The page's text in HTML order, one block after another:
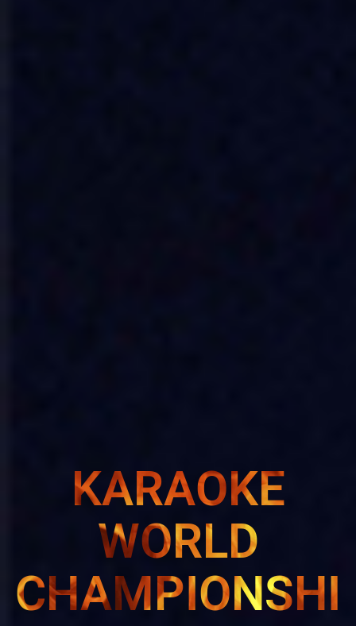
KARAOKE
WORLD
CHAMPIONSHI